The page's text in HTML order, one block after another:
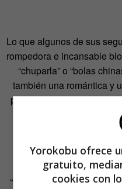
Lo que algunos de sus
rompedora e incansable
“chuparla” o “bolas
también una romántica y
palabras bien enlazadas.
Pepita. Soy adicta.
“El sexo, pero es que
Yorokobu ofrece
gratuito,
cookies con